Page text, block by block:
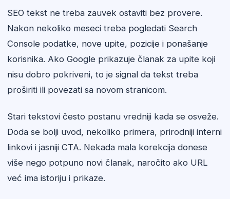
SEO tekst ne treba zauvek ostaviti bez provere.
Nakon nekoliko meseci treba pogledati Search
Console podatke, nove upite, pozicije i ponašanje
korisnika. Ako Google prikazuje članak za upite koji
nisu dobro pokriveni, to je signal da tekst treba
proširiti ili povezati sa novom stranicom.
Stari tekstovi često postanu vredniji kada se osveže.
Doda se bolji uvod, nekoliko primera, prirodniji interni
linkovi i jasniji CTA. Nekada mala korekcija donese
više nego potpuno novi članak, naročito ako URL
već ima istoriju i prikaze.